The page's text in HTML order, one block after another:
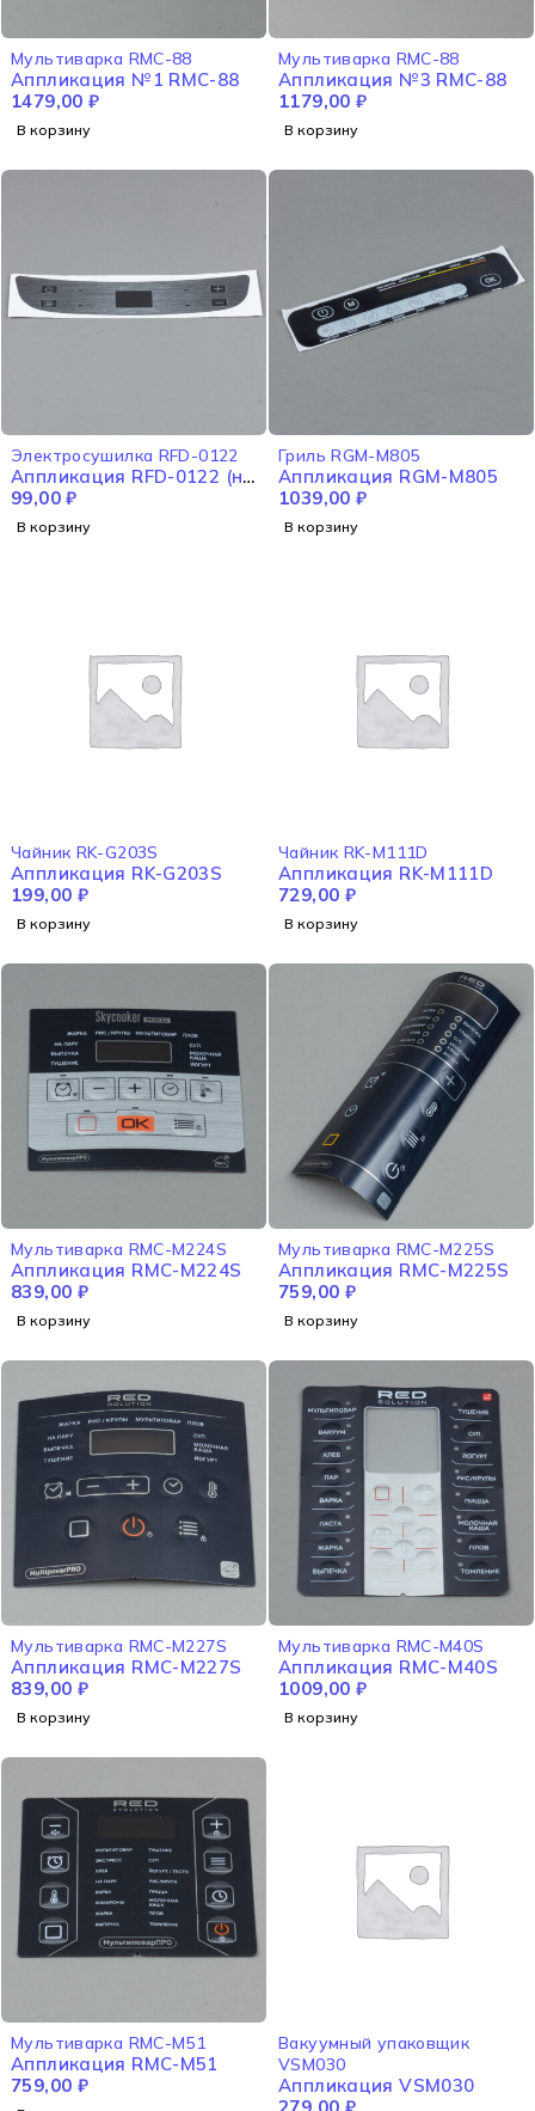
Мультиварка RMC-88
Аппликация №1 RMC-88
1479,00 ₽
В корзину
Мультиварка RMC-88
Аппликация №3 RMC-88
1179,00 ₽
В корзину
Электросушилка RFD-0122
Аппликация RFD-0122 (не
импорт)
99,00₽
В корзину
Гриль RGM-M805
Аппликация RGM-M805
1039,00 ₽
В корзину
Чайник RK-G203S
Аппликация RK-G203S
199,00 ₽
В корзину
Чайник RK-M111D
Аппликация RK-M111D
729,00 ₽
В корзину
Мультиварка RMC-M224S
Аппликация RMC-M224S
839,00 ₽
В корзину
Мультиварка RMC-M225S
Аппликация RMC-M225S
759,00 ₽
В корзину
Мультиварка RMC-M227S
Аппликация RMC-M227S
839,00 ₽
В корзину
Мультиварка RMC-M40S
Аппликация RMC-M40S
1009,00 ₽
В корзину
Мультиварка RMC-M51
Аппликация RMC-M51
759,00 ₽
Вакуумный упаковщик
VSM030
Аппликация VSM030